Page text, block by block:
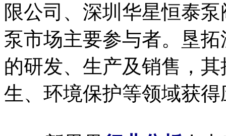
限公司、深圳华星恒泰
泵市场主要参与者。垦
的研发、生产及销售，
生、环境保护等领域获得